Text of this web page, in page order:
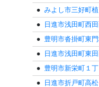
みよし市三好町
日進市浅田町西
豊明市沓掛町東
日進市浅田町東
豊明市新栄町１
日進市折戸町高